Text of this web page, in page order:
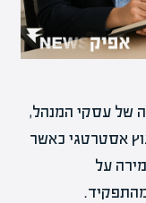
של עסקי המנהל,
אסטרטגי כאשר
על